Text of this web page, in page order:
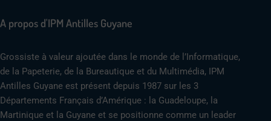
A propos d'IPM Antilles Guyane
Grossiste à valeur ajoutée dans le monde de l’Informatique,
de la Papeterie, de la Bureautique et du Multimédia, IPM
Antilles Guyane est présent depuis 1987 sur les 3
Départements Français d’Amérique : la Guadeloupe, la
Martinique et la Guyane et se positionne comme un leader